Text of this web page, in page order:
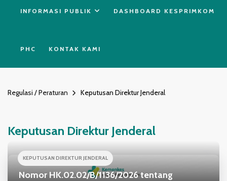
INFORMASI PUBLIK DASHBOARD KESPRIMKOM
PHC KONTAK KAMI
Regulasi / Peraturan Keputusan Direktur Jenderal
Keputusan Direktur Jenderal
KEPUTUSAN DIREKTUR JENDERAL
Nomor HK.02.02/B/1136/2026 tentang